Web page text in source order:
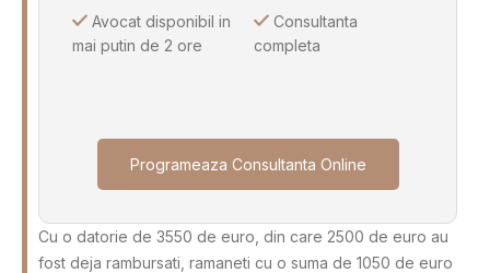
Avocat disponibil in
mai putin de 2 ore
Consultanta
completa
Programeaza Consultanta Online
Cu o datorie de 3550 de euro, din care 2500 de euro au
fost deja rambursati, ramaneti cu o suma de 1050 de euro